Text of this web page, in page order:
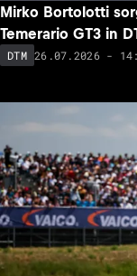
Mirko Bortolotti
Temerario GT3 in
DTM 26.07.2026 -